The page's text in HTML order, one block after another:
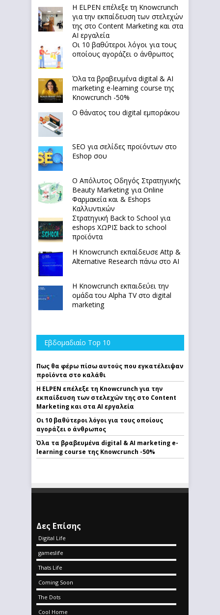
Η ELPEN επέλεξε τη Knowcrunch
για την εκπαίδευση των στελεχών
της στο Content Marketing και στα
AI εργαλεία
Οι 10 βαθύτεροι λόγοι για τους
οποίους αγοράζει ο άνθρωπος
Όλα τα βραβευμένα digital & AI
marketing e-learning course της
Knowcrunch -50%
Ο θάνατος του digital εμποράκου
SEO για σελίδες προϊόντων στο
Eshop σου
Ο Απόλυτoς Οδηγός Στρατηγικής
Beauty Marketing για Online
Φαρμακεία και & Eshops
Καλλυντικών
Στρατηγική Back to School για
eshops ΧΩΡΙΣ back to school
προϊόντα
Η Knowcrunch εκπαίδευσε Attp &
Alternative Research πάνω στο ΑΙ
Η Knowcrunch εκπαιδεύει την
ομάδα του Alpha TV στο digital
marketing
Εβδομαδιαίο Top 10
Πως θα φέρω πίσω αυτούς που εγκατέλειψαν
προϊόντα στο καλάθι
Η ELPEN επέλεξε τη Knowcrunch για την
εκπαίδευση των στελεχών της στο Content
Marketing και στα AI εργαλεία
Οι 10 βαθύτεροι λόγοι για τους οποίους
αγοράζει ο άνθρωπος
Όλα τα βραβευμένα digital & AI marketing e-
learning course της Knowcrunch -50%
Δες Επίσης
Digital Life
gameslife
Thats Life
Coming Soon
The Dots
Cool Home